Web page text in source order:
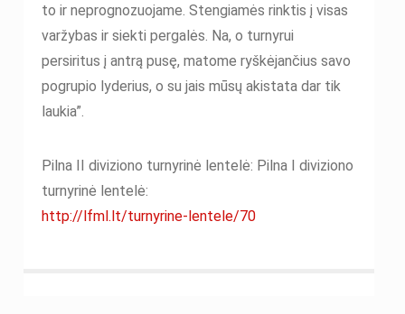
to ir neprognozuojame. Stengiamės rinktis į visas
varžybas ir siekti pergalės. Na, o turnyrui
persiritus į antrą pusę, matome ryškėjančius savo
pogrupio lyderius, o su jais mūsų akistata dar tik
laukia”.
Pilna II diviziono turnyrinė lentelė: Pilna I diviziono
turnyrinė lentelė:
http://lfml.lt/turnyrine-lentele/70